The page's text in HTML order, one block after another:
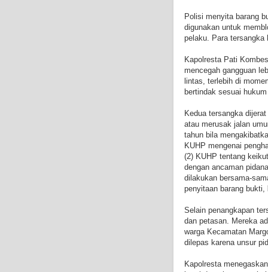
Polisi menyita barang
digunakan untuk
pelaku. Para tersangka
Kapolresta Pati
mencegah gangguan
lintas, terlebih di
bertindak sesuai
Kedua tersangka
atau merusak jalan
tahun bila
KUHP mengenai
(2) KUHP tentang
dengan ancaman
dilakukan bersama-
penyitaan barang bukti,
Selain penangkapan
dan petasan. Mereka
warga Kecamatan
dilepas karena unsur
Kapolresta